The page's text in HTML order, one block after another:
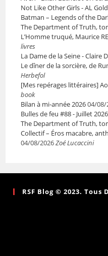
Not Like Other Girls - AL
Batman – Legends of the
The Department of Truth,
L’Homme truqué, Maurice
livres
La Dame de la Seine - Claire
Le dîner de la sorcière, de
Herbefol
[Mes repérages littéraires]
book
Bilan à mi-année 202604/08/
Bulles de feu #88 - Juillet 2026
The Department of Truth,
Collectif – Éros macabre,
04/08/2026Zoé Lucaccini
RSF Blog © 2023. Tous